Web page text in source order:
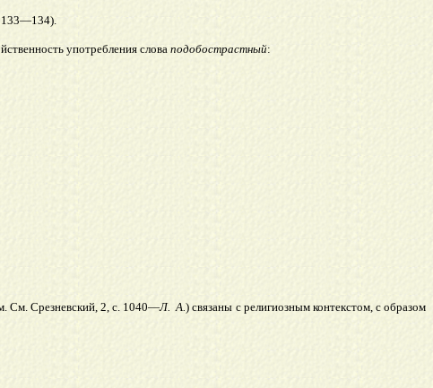
133—134).
употребления слова подобострастный:
См. Срезневский, 2, с. 1040—Л. А.) связаны с религиозным контекстом, с образом